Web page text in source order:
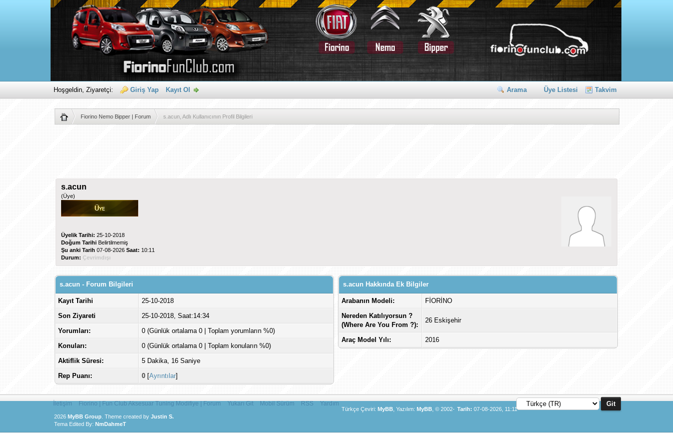
Arama Üye Listesi Takvim
Hoşgeldin, Ziyaretçi: Giriş Yap Kayıt Ol
Fiorino Nemo Bipper | Forum s.acun, Adlı Kullanıcının Profil Bilgileri
s.acun
(Üye)
Üyelik Tarihi: 25-10-2018
Doğum Tarihi Belirtilmemiş
Şu anki Tarih 07-08-2026Saat: 10:11
Durum: Çevrimdışı
s.acun - Forum Bilgileri
Kayıt Tarihi
25-10-2018
Son Ziyareti
25-10-2018, Saat:14:34
Yorumları:
0 (Günlük ortalama 0 | Toplam yorumların %0)
Konuları:
0 (Günlük ortalama 0 | Toplam konuların %0)
Aktiflik Süresi:
5 Dakika, 16 Saniye
Rep Puanı:
0 [Ayrıntılar]
s.acun Hakkında Ek Bilgiler
Arabanın Modeli:
FİORİNO
Nereden Katılıyorsun ?
(Where Are You From ?):
26 Eskişehir
Araç Model Yılı: 2016
İletişim Fiorino | Fun Club Aksesuar Tuning Modifiye | Forum Yukarı Git Mobil Sürüm RSS Yardım
Tarih: 07-08-2026, 11:11
Türkçe Çeviri: MyBB, Yazılım: MyBB, © 2002-
2026 MyBB Group. Theme created by Justin S.
Tema Edited By: NmDahmeT